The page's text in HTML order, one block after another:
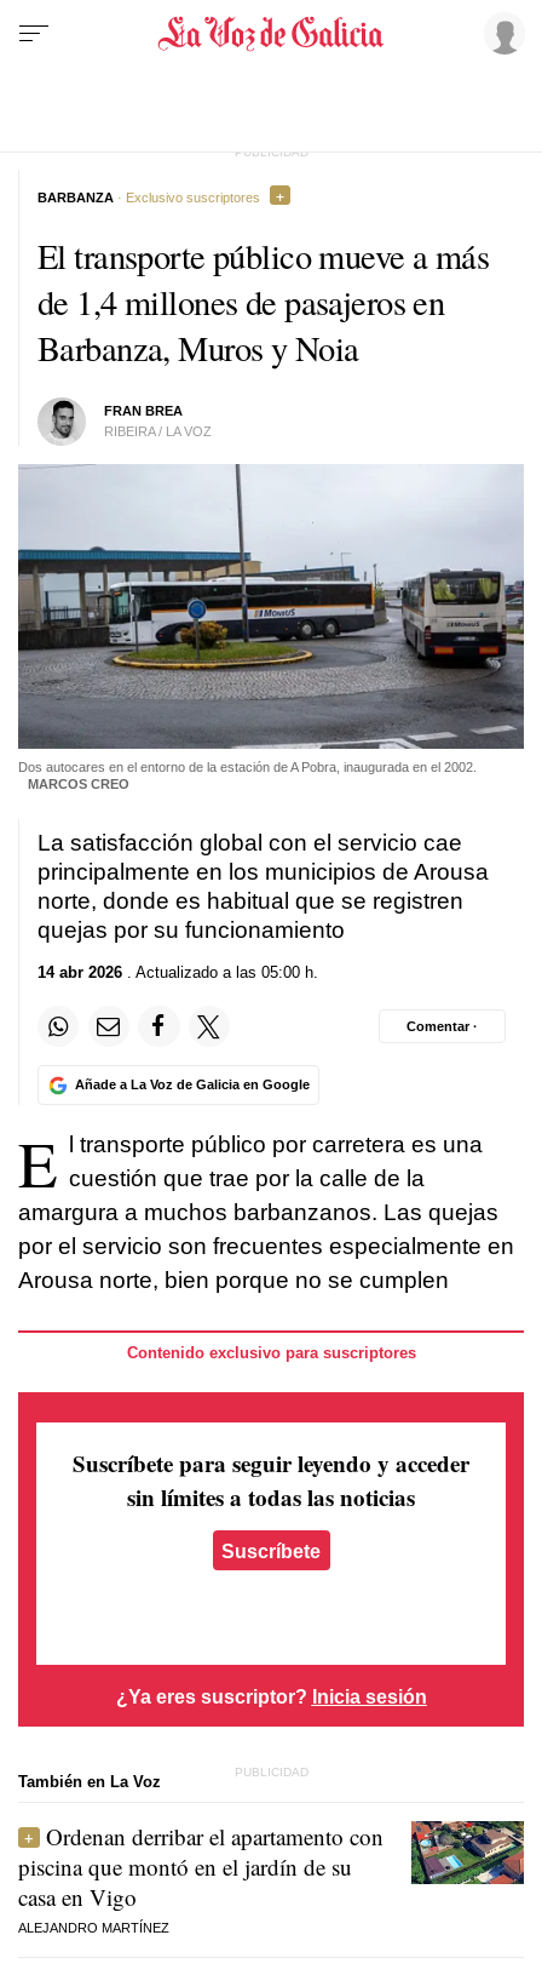
El transporte público mueve a más
de 1,4 millones de pasajeros en
Barbanza, Muros y Noia
FRAN BREA
RIBEIRA / LA VOZ
BARBANZA · Exclusivo suscriptores
Dos autocares en el entorno de la estación de A Pobra, inaugurada en el 2002.
MARCOS CREO
La satisfacción global con el servicio cae
principalmente en los municipios de Arousa
norte, donde es habitual que se registren
quejas por su funcionamiento
14 abr 2026 . Actualizado a las 05:00 h.
Añade a La Voz de Galicia en Google
Comentar ·
E
l transporte público por carretera es una
cuestión que trae por la calle de la
amargura a muchos barbanzanos. Las quejas
por el servicio son frecuentes especialmente en
Arousa norte, bien porque no se cumplen
Contenido exclusivo para suscriptores
Suscríbete para seguir leyendo y acceder
sin límites a todas las noticias
Suscríbete
¿Ya eres suscriptor? Inicia sesión
También en La Voz
Ordenan derribar el apartamento con
piscina que montó en el jardín de su
casa en Vigo
ALEJANDRO MARTÍNEZ